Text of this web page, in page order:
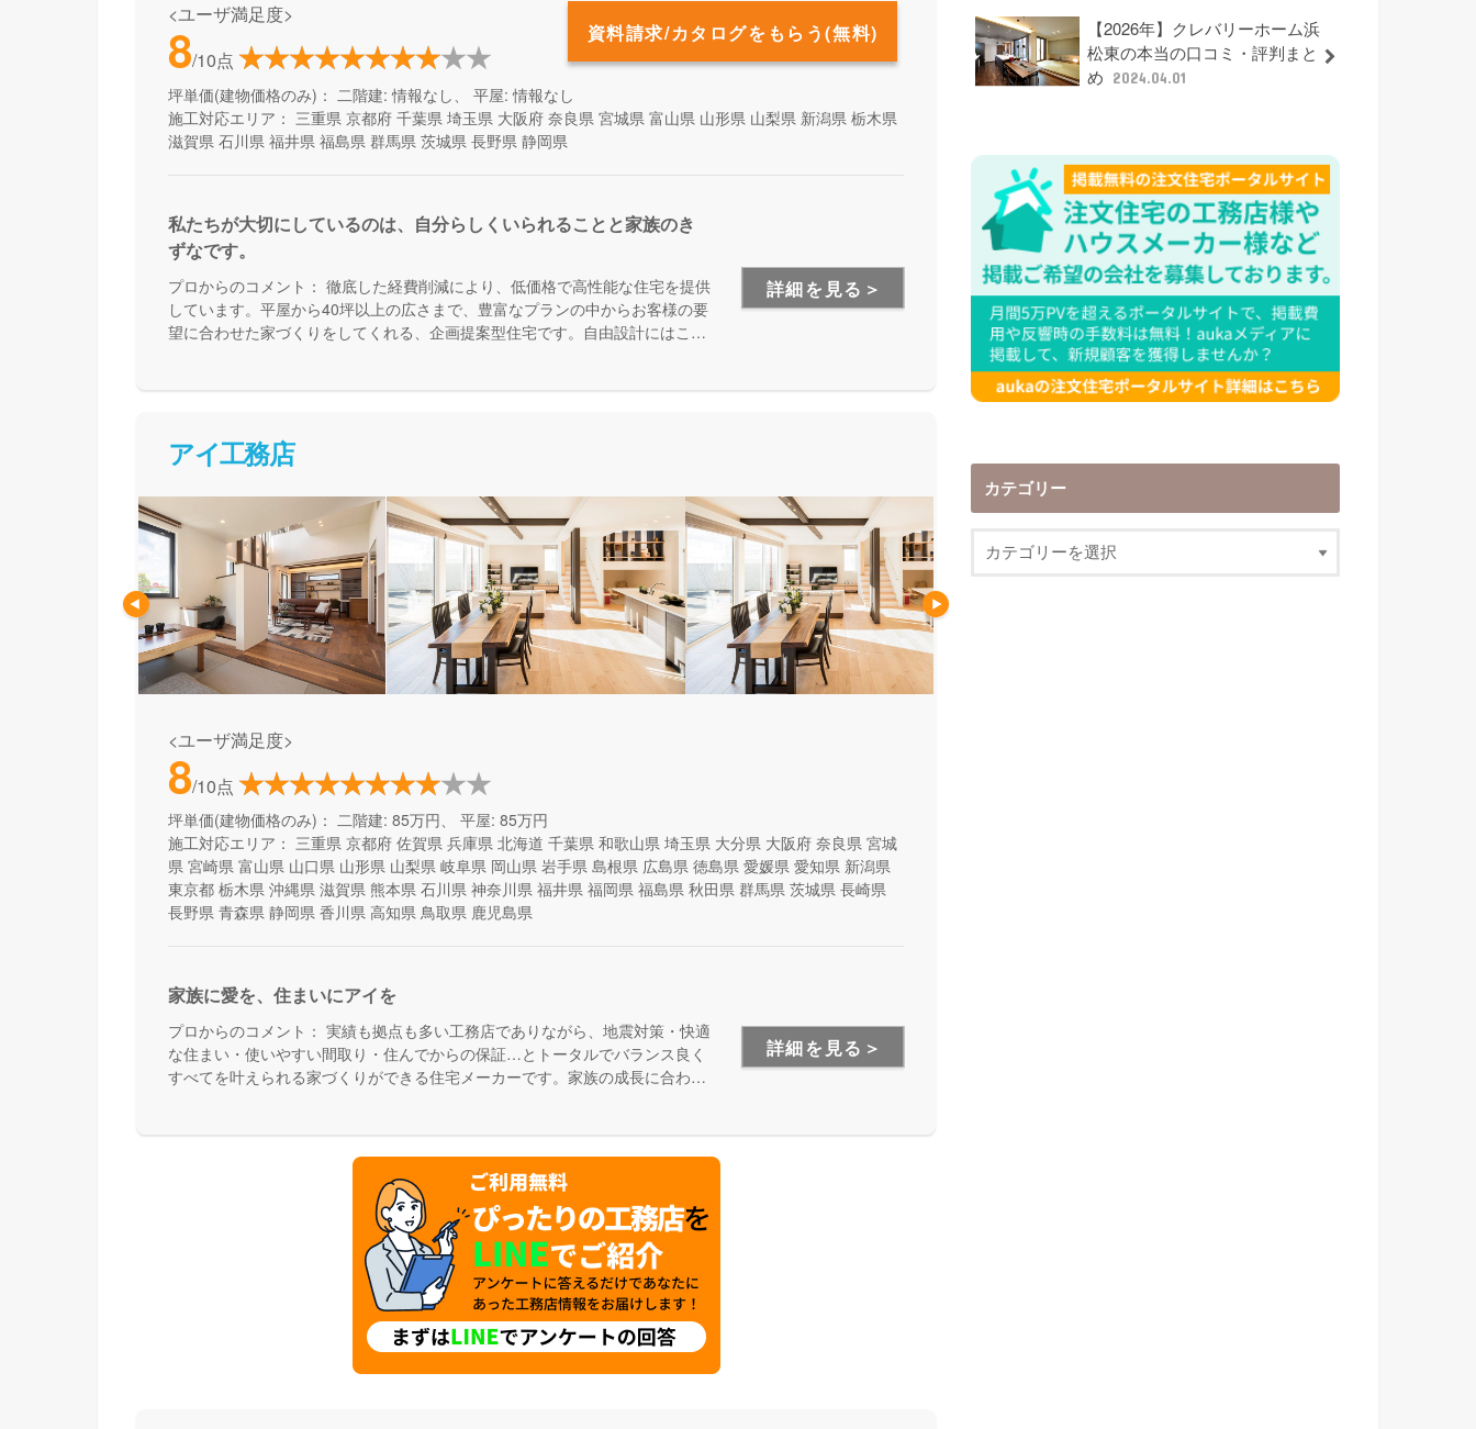
<ユーザ満足度>
8/10点
資料請求/カタログをもらう(無料)
坪単価(建物価格のみ)： 二階建: 情報なし、 平屋: 情報なし
施工対応エリア： 三重県 京都府 千葉県 埼玉県 大阪府 奈良県 宮城県 富山県 山形県 山梨県 新潟県 栃木県
滋賀県 石川県 福井県 福島県 群馬県 茨城県 長野県 静岡県
私たちが大切にしているのは、自分らしくいられることと家族のき
ずなです。
プロからのコメント： 徹底した経費削減により、低価格で高性能な住宅を提供
しています。平屋から40坪以上の広さまで、豊富なプランの中からお客様の要
望に合わせた家づくりをしてくれる、企画提案型住宅です。自由設計にはこだ
詳細を見る＞
アイ工務店
<ユーザ満足度>
8/10点
坪単価(建物価格のみ)： 二階建: 85万円、 平屋: 85万円
施工対応エリア： 三重県 京都府 佐賀県 兵庫県 北海道 千葉県 和歌山県 埼玉県 大分県 大阪府 奈良県 宮城
県 宮崎県 富山県 山口県 山形県 山梨県 岐阜県 岡山県 岩手県 島根県 広島県 徳島県 愛媛県 愛知県 新潟県
東京都 栃木県 沖縄県 滋賀県 熊本県 石川県 神奈川県 福井県 福岡県 福島県 秋田県 群馬県 茨城県 長崎県
長野県 青森県 静岡県 香川県 高知県 鳥取県 鹿児島県
家族に愛を、住まいにアイを
プロからのコメント： 実績も拠点も多い工務店でありながら、地震対策・快適
な住まい・使いやすい間取り・住んでからの保証…とトータルでバランス良く
すべてを叶えられる家づくりができる住宅メーカーです。家族の成長に合わせ
詳細を見る＞
【2026年】クレバリーホーム浜
松東の本当の口コミ・評判まと
め
2024.04.01
カテゴリー